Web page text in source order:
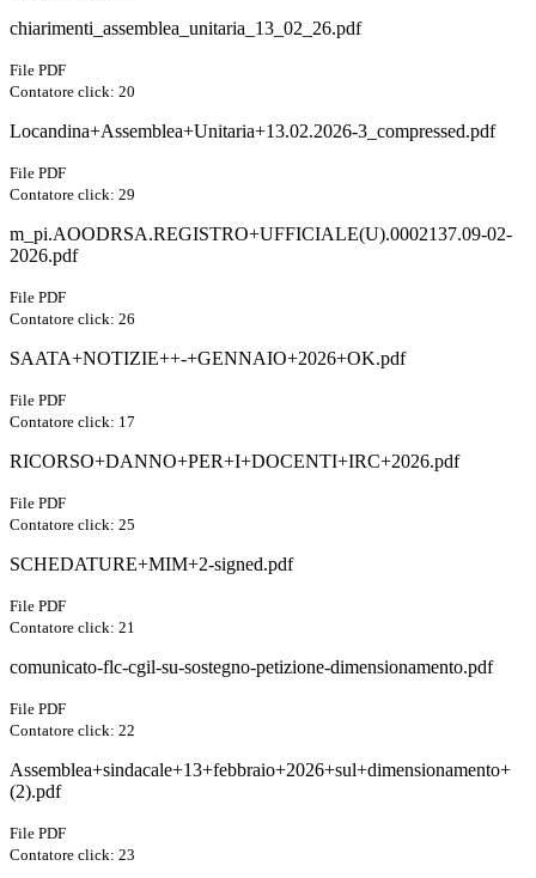
chiarimenti_assemblea_unitaria_13_02_26.pdf
File PDF
Contatore click: 20
Locandina+Assemblea+Unitaria+13.02.2026-3_compressed.pdf
File PDF
Contatore click: 29
m_pi.AOODRSA.REGISTRO+UFFICIALE(U).0002137.09-02-
2026.pdf
File PDF
Contatore click: 26
SAATA+NOTIZIE++-+GENNAIO+2026+OK.pdf
File PDF
Contatore click: 17
RICORSO+DANNO+PER+I+DOCENTI+IRC+2026.pdf
File PDF
Contatore click: 25
SCHEDATURE+MIM+2-signed.pdf
File PDF
Contatore click: 21
comunicato-flc-cgil-su-sostegno-petizione-dimensionamento.pdf
File PDF
Contatore click: 22
Assemblea+sindacale+13+febbraio+2026+sul+dimensionamento+
(2).pdf
File PDF
Contatore click: 23